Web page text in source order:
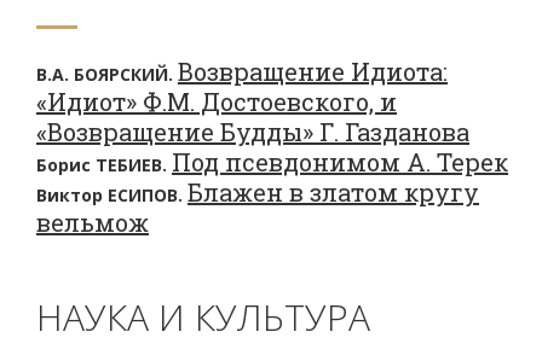
В.А. БОЯРСКИЙ. Возвращение Идиота:
«Идиот» Ф.М. Достоевского, и
«Возвращение Будды» Г. Газданова
Борис ТЕБИЕВ. Под псевдонимом А. Терек
Виктор ЕСИПОВ. Блажен в златом кругу
вельмож
НАУКА И КУЛЬТУРА